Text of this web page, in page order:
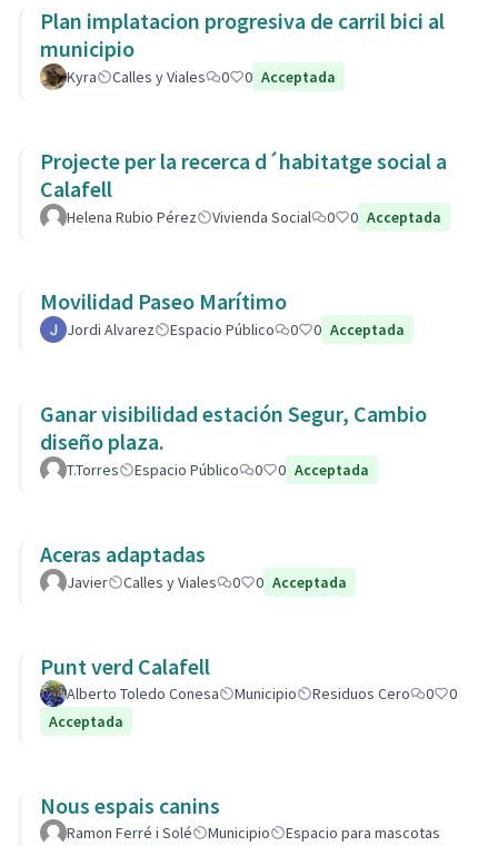
Plan implatacion progresiva de carril bici al
municipio
Kyra Calles y Viales 0 0 Acceptada
Projecte per la recerca d´habitatge social a
Calafell
Helena Rubio Pérez Vivienda Social 0 0 Acceptada
Movilidad Paseo Marítimo
Jordi Alvarez Espacio Público 0 0 Acceptada
Ganar visibilidad estación Segur, Cambio
diseño plaza.
T.Torres Espacio Público 0 0 Acceptada
Aceras adaptadas
Javier Calles y Viales 0 0 Acceptada
Punt verd Calafell
Alberto Toledo Conesa Municipio Residuos Cero 0
0
Acceptada
Nous espais canins
Ramon Ferré i Solé Municipio
Espacio para mascotas